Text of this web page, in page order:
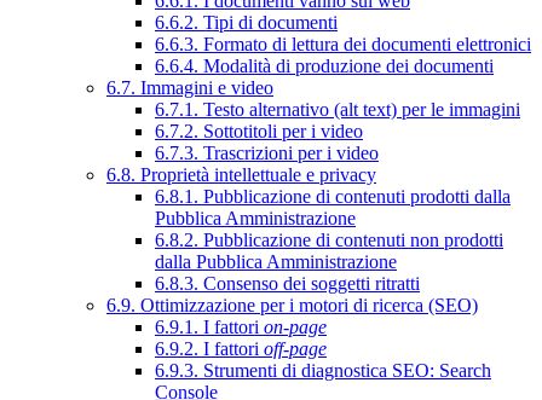
6.6.2. Tipi di documenti
6.6.3. Formato di lettura dei documenti elettronici
6.6.4. Modalità di produzione dei documenti
6.7. Immagini e video
6.7.1. Testo alternativo (alt text) per le immagini
6.7.2. Sottotitoli per i video
6.7.3. Trascrizioni per i video
6.8. Proprietà intellettuale e privacy
6.8.1. Pubblicazione di contenuti prodotti dalla
Pubblica Amministrazione
6.8.2. Pubblicazione di contenuti non prodotti
dalla Pubblica Amministrazione
6.8.3. Consenso dei soggetti ritratti
6.9. Ottimizzazione per i motori di ricerca (SEO)
6.9.1. I fattori on-page
6.9.2. I fattori off-page
6.9.3. Strumenti di diagnostica SEO: Search
Console